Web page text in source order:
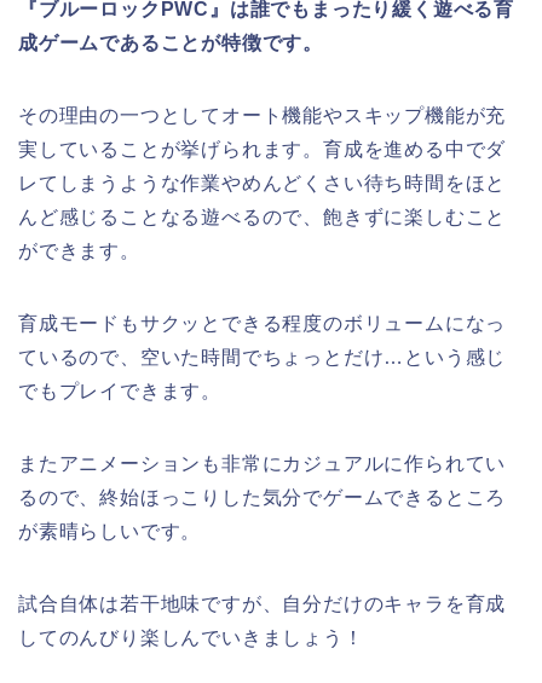
『ブルーロックPWC』は誰でもまったり緩く遊べる育
成ゲームであることが特徴です。
その理由の一つとしてオート機能やスキップ機能が充
実していることが挙げられます。育成を進める中でダ
レてしまうような作業やめんどくさい待ち時間をほと
んど感じることなる遊べるので、飽きずに楽しむこと
ができます。
育成モードもサクッとできる程度のボリュームになっ
ているので、空いた時間でちょっとだけ…という感じ
でもプレイできます。
またアニメーションも非常にカジュアルに作られてい
るので、終始ほっこりした気分でゲームできるところ
が素晴らしいです。
試合自体は若干地味ですが、自分だけのキャラを育成
してのんびり楽しんでいきましょう！